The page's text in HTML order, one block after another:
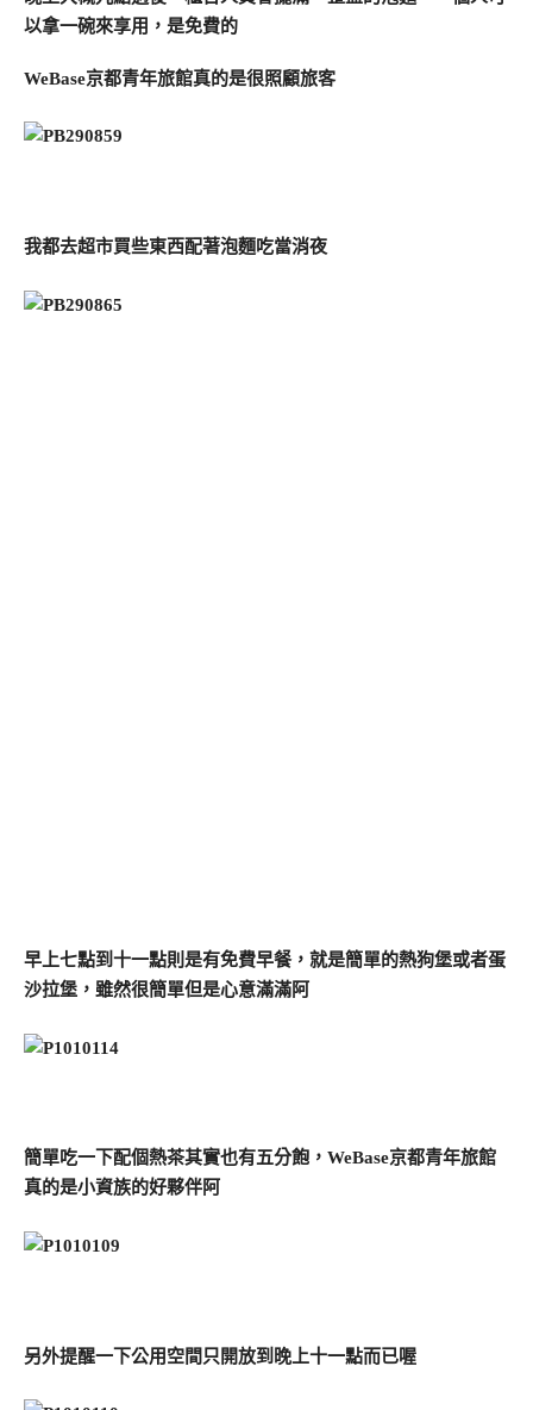
以拿一碗來享用，是免費的
WeBase京都青年旅館真的是很照顧旅客
我都去超市買些東西配著泡麵吃當消夜
早上七點到十一點則是有免費早餐，就是簡單的熱狗堡或者蛋
沙拉堡，雖然很簡單但是心意滿滿阿
簡單吃一下配個熱茶其實也有五分飽，WeBase京都青年旅館
真的是小資族的好夥伴阿
另外提醒一下公用空間只開放到晚上十一點而已喔